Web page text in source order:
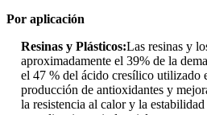
Por aplicación
Resinas y Plásticos:Las resinas y
aproximadamente el 39% de la
el 47 % del ácido cresílico utilizado
producción de antioxidantes y
la resistencia al calor y la